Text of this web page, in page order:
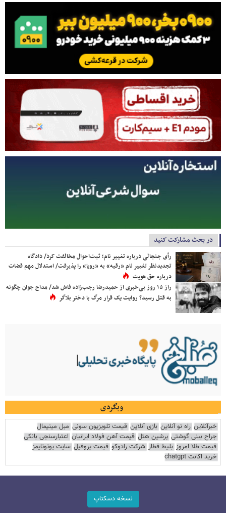
در بحث مشارکت کنید
رأی جنجالی درباره تغییر نام؛ ثبت‌احوال مخالفت کرد/ دادگاه
تجدیدنظر تغییر نام «رقیه» به «رویا» را پذیرفت/ استدلال مهم قضات
درباره حق هویت
راز ۱۵ روز بی‌خبری از حمیدرضا رجب‌زاده فاش شد/ مداح جوان چگونه
به قتل رسید؟ روایت یک قرار مرگ با دختر بلاگر
وبگردی
خبرآنلاین راه نو آنلاین بازی آنلاین قیمت تلویزیون سونی مبل مینیمال
جراح بینی گوشتی پرشین هتل قیمت آهن فولاد ایرانیان اعتبارسنجی بانکی
قیمت طلا امروز بلیط قطار شرکت رادوکو قیمت پروفیل سایت یوتوتایمز
خرید اکانت chatgpt
نسخه دسکتاپ